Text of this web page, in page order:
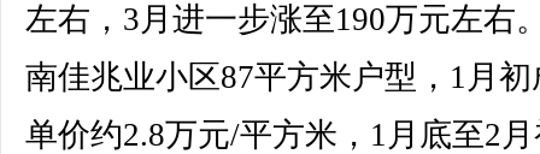
左右，3月进一步涨至190万元左右
南佳兆业小区87平方米户型，1月初
单价约2.8万元/平方米，1月底至2